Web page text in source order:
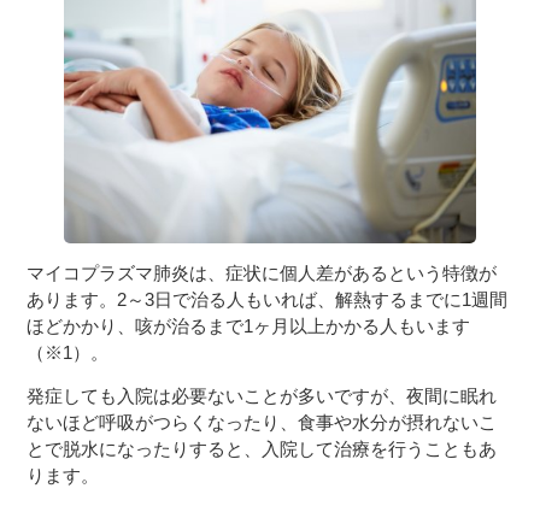
マイコプラズマ肺炎は、症状に個人差があるという特徴が
あります。2～3日で治る人もいれば、解熱するまでに1週間
ほどかかり、咳が治るまで1ヶ月以上かかる人もいます
（※1）。
発症しても入院は必要ないことが多いですが、夜間に眠れ
ないほど呼吸がつらくなったり、食事や水分が摂れないこ
とで脱水になったりすると、入院して治療を行うこともあ
ります。